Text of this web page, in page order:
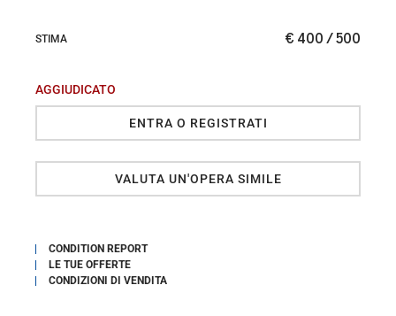
€ 400 / 500
STIMA
AGGIUDICATO
ENTRA O REGISTRATI
VALUTA UN'OPERA SIMILE
CONDITION REPORT
LE TUE OFFERTE
CONDIZIONI DI VENDITA